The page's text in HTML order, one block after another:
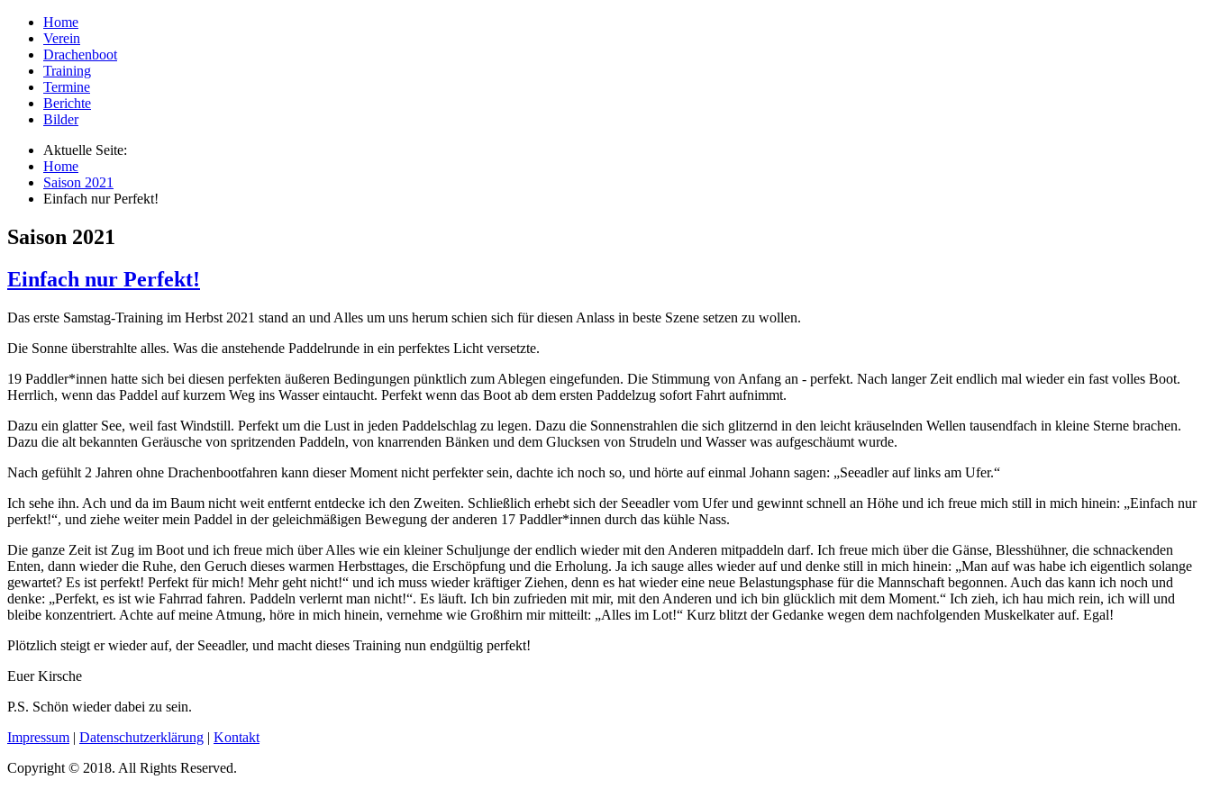
Home
Verein
Drachenboot
Training
Termine
Berichte
Bilder
Aktuelle Seite:
Home
Saison 2021
Einfach nur Perfekt!
Saison 2021
Einfach nur Perfekt!
Das erste Samstag-Training im Herbst 2021 stand an und Alles um uns herum schien sich für diesen Anlass in beste Szene setzen zu wollen.
Die Sonne überstrahlte alles. Was die anstehende Paddelrunde in ein perfektes Licht versetzte.
19 Paddler*innen hatte sich bei diesen perfekten äußeren Bedingungen pünktlich zum Ablegen eingefunden. Die Stimmung von Anfang an - perfekt. Nach langer Zeit endlich mal wieder ein fast volles Boot.
Herrlich, wenn das Paddel auf kurzem Weg ins Wasser eintaucht. Perfekt wenn das Boot ab dem ersten Paddelzug sofort Fahrt aufnimmt.
Dazu ein glatter See, weil fast Windstill. Perfekt um die Lust in jeden Paddelschlag zu legen. Dazu die Sonnenstrahlen die sich glitzernd in den leicht kräuselnden Wellen tausendfach in kleine Sterne brachen.
Dazu die alt bekannten Geräusche von spritzenden Paddeln, von knarrenden Bänken und dem Glucksen von Strudeln und Wasser was aufgeschäumt wurde.
Nach gefühlt 2 Jahren ohne Drachenbootfahren kann dieser Moment nicht perfekter sein, dachte ich noch so, und hörte auf einmal Johann sagen: „Seeadler auf links am Ufer.“
Ich sehe ihn. Ach und da im Baum nicht weit entfernt entdecke ich den Zweiten. Schließlich erhebt sich der Seeadler vom Ufer und gewinnt schnell an Höhe und ich freue mich still in mich hinein: „Einfach nur
perfekt!“, und ziehe weiter mein Paddel in der geleichmäßigen Bewegung der anderen 17 Paddler*innen durch das kühle Nass.
Die ganze Zeit ist Zug im Boot und ich freue mich über Alles wie ein kleiner Schuljunge der endlich wieder mit den Anderen mitpaddeln darf. Ich freue mich über die Gänse, Blesshühner, die schnackenden
Enten, dann wieder die Ruhe, den Geruch dieses warmen Herbsttages, die Erschöpfung und die Erholung. Ja ich sauge alles wieder auf und denke still in mich hinein: „Man auf was habe ich eigentlich solange
gewartet? Es ist perfekt! Perfekt für mich! Mehr geht nicht!“ und ich muss wieder kräftiger Ziehen, denn es hat wieder eine neue Belastungsphase für die Mannschaft begonnen. Auch das kann ich noch und
denke: „Perfekt, es ist wie Fahrrad fahren. Paddeln verlernt man nicht!“. Es läuft. Ich bin zufrieden mit mir, mit den Anderen und ich bin glücklich mit dem Moment.“ Ich zieh, ich hau mich rein, ich will und
bleibe konzentriert. Achte auf meine Atmung, höre in mich hinein, vernehme wie Großhirn mir mitteilt: „Alles im Lot!“ Kurz blitzt der Gedanke wegen dem nachfolgenden Muskelkater auf. Egal!
Plötzlich steigt er wieder auf, der Seeadler, und macht dieses Training nun endgültig perfekt!
Euer Kirsche
P.S. Schön wieder dabei zu sein.
Impressum | Datenschutzerklärung | Kontakt
Copyright © 2018. All Rights Reserved.